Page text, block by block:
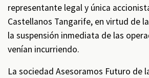
representante legal y única
Castellanos Tangarife, en virtud de
la suspensión inmediata de las
venían incurriendo.
La sociedad Asesoramos Futuro de